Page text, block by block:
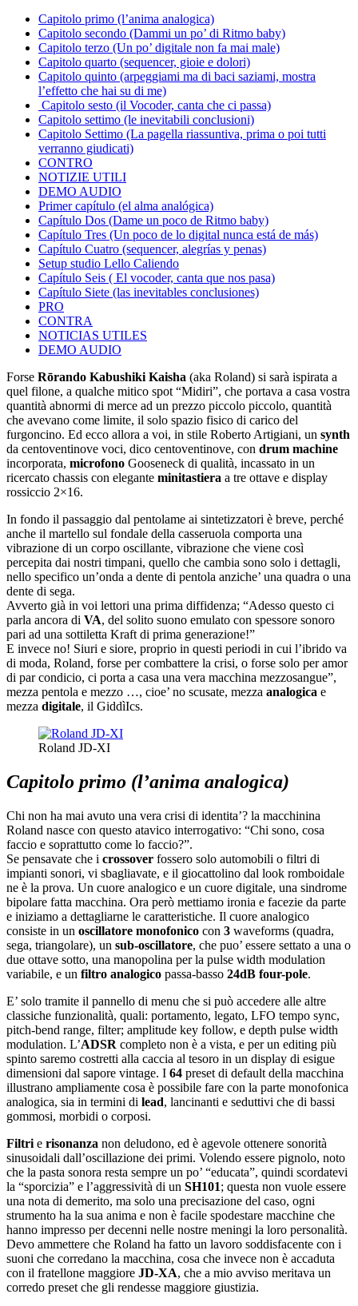
Capitolo primo (l’anima analogica)
Capitolo secondo (Dammi un po’ di Ritmo baby)
Capitolo terzo (Un po’ digitale non fa mai male)
Capitolo quarto (sequencer, gioie e dolori)
Capitolo quinto (arpeggiami ma di baci saziami, mostra
l’effetto che hai su di me)
Capitolo sesto (il Vocoder, canta che ci passa)
Capitolo settimo (le inevitabili conclusioni)
Capitolo Settimo (La pagella riassuntiva, prima o poi tutti
verranno giudicati)
CONTRO
NOTIZIE UTILI
DEMO AUDIO
Primer capítulo (el alma analógica)
Capítulo Dos (Dame un poco de Ritmo baby)
Capítulo Tres (Un poco de lo digital nunca está de más)
Capítulo Cuatro (sequencer, alegrías y penas)
Setup studio Lello Caliendo
Capítulo Seis ( El vocoder, canta que nos pasa)
Capítulo Siete (las inevitables conclusiones)
PRO
CONTRA
NOTICIAS UTILES
DEMO AUDIO
Forse Rōrando Kabushiki Kaisha (aka Roland) si sarà ispirata a
quel filone, a qualche mitico spot “Midiri”, che portava a casa vostra
quantità abnormi di merce ad un prezzo piccolo piccolo, quantità
che avevano come limite, il solo spazio fisico di carico del
furgoncino. Ed ecco allora a voi, in stile Roberto Artigiani, un synth
da centoventinove voci, dico centoventinove, con drum machine
incorporata, microfono Gooseneck di qualità, incassato in un
ricercato chassis con elegante minitastiera a tre ottave e display
rossiccio 2×16.
In fondo il passaggio dal pentolame ai sintetizzatori è breve, perché
anche il martello sul fondale della casseruola comporta una
vibrazione di un corpo oscillante, vibrazione che viene così
percepita dai nostri timpani, quello che cambia sono solo i dettagli,
nello specifico un’onda a dente di pentola anziche’ una quadra o una
dente di sega.
Avverto già in voi lettori una prima diffidenza; “Adesso questo ci
parla ancora di VA, del solito suono emulato con spessore sonoro
pari ad una sottiletta Kraft di prima generazione!”
E invece no! Siuri e siore, proprio in questi periodi in cui l’ibrido va
di moda, Roland, forse per combattere la crisi, o forse solo per amor
di par condicio, ci porta a casa una vera macchina mezzosangue”,
mezza pentola e mezzo …, cioe’ no scusate, mezza analogica e
mezza digitale, il GiddìIcs.
Roland JD-XI
Capitolo primo (l’anima analogica)
Chi non ha mai avuto una vera crisi di identita’? la macchinina
Roland nasce con questo atavico interrogativo: “Chi sono, cosa
faccio e soprattutto come lo faccio?”.
Se pensavate che i crossover fossero solo automobili o filtri di
impianti sonori, vi sbagliavate, e il giocattolino dal look romboidale
ne è la prova. Un cuore analogico e un cuore digitale, una sindrome
bipolare fatta macchina. Ora però mettiamo ironia e facezie da parte
e iniziamo a dettagliarne le caratteristiche. Il cuore analogico
consiste in un oscillatore monofonico con 3 waveforms (quadra,
sega, triangolare), un sub-oscillatore, che puo’ essere settato a una o
due ottave sotto, una manopolina per la pulse width modulation
variabile, e un filtro analogico passa-basso 24dB four-pole.
E’ solo tramite il pannello di menu che si può accedere alle altre
classiche funzionalità, quali: portamento, legato, LFO tempo sync,
pitch-bend range, filter; amplitude key follow, e depth pulse width
modulation. L’ADSR completo non è a vista, e per un editing più
spinto saremo costretti alla caccia al tesoro in un display di esigue
dimensioni dal sapore vintage. I 64 preset di default della macchina
illustrano ampliamente cosa è possibile fare con la parte monofonica
analogica, sia in termini di lead, lancinanti e seduttivi che di bassi
gommosi, morbidi o corposi.
Filtri e risonanza non deludono, ed è agevole ottenere sonorità
sinusoidali dall’oscillazione dei primi. Volendo essere pignolo, noto
che la pasta sonora resta sempre un po’ “educata”, quindi scordatevi
la “sporcizia” e l’aggressività di un SH101; questa non vuole essere
una nota di demerito, ma solo una precisazione del caso, ogni
strumento ha la sua anima e non è facile spodestare macchine che
hanno impresso per decenni nelle nostre meningi la loro personalità.
Devo ammettere che Roland ha fatto un lavoro soddisfacente con i
suoni che corredano la macchina, cosa che invece non è accaduta
con il fratellone maggiore JD-XA, che a mio avviso meritava un
corredo preset che gli rendesse maggiore giustizia.